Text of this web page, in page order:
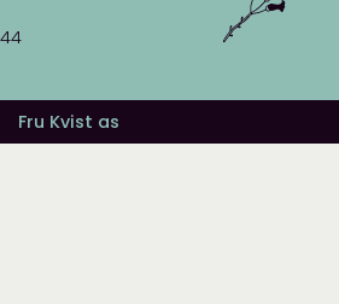
Fru Kvist as